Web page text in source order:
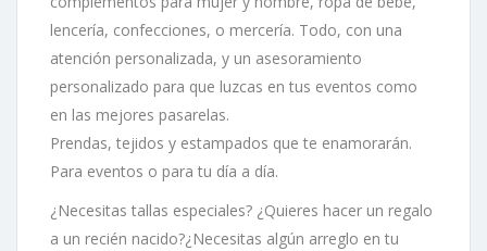
lencería, confecciones, o mercería. Todo, con una
atención personalizada, y un asesoramiento
personalizado para que luzcas en tus eventos como
en las mejores pasarelas.
Prendas, tejidos y estampados que te enamorarán.
Para eventos o para tu día a día.
¿Necesitas tallas especiales? ¿Quieres hacer un regalo
a un recién nacido?¿Necesitas algún arreglo en tu